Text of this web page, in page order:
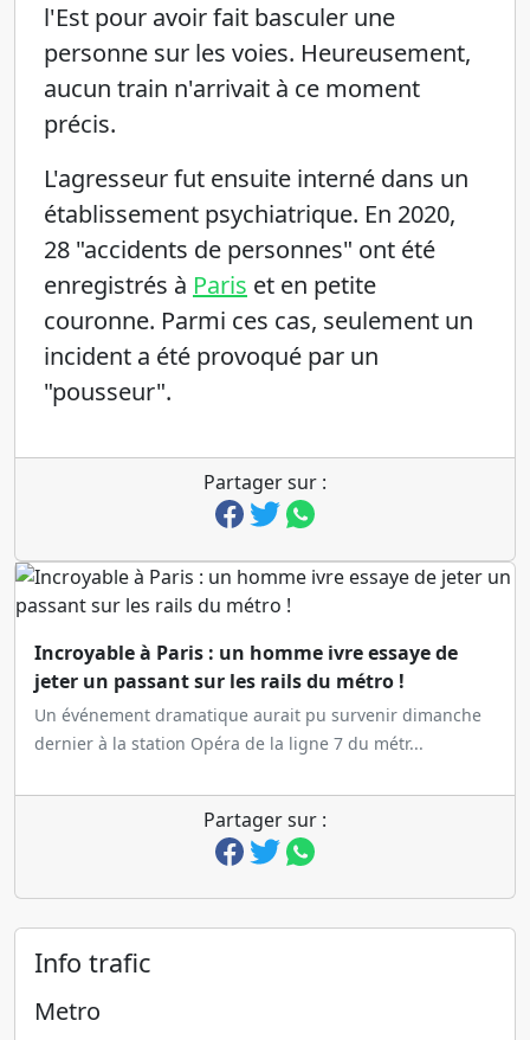
l'Est pour avoir fait basculer une
personne sur les voies. Heureusement,
aucun train n'arrivait à ce moment
précis.
L'agresseur fut ensuite interné dans un
établissement psychiatrique. En 2020,
28 "accidents de personnes" ont été
enregistrés à Paris et en petite
couronne. Parmi ces cas, seulement un
incident a été provoqué par un
"pousseur".
Partager sur :
Incroyable à Paris : un homme ivre essaye de
jeter un passant sur les rails du métro !
Un événement dramatique aurait pu survenir dimanche
dernier à la station Opéra de la ligne 7 du métr...
Partager sur :
Info trafic
Metro